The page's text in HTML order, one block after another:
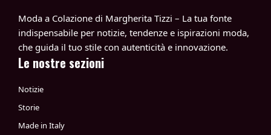
Moda a Colazione di Margherita Tizzi – La tua fonte
indispensabile per notizie, tendenze e ispirazioni moda,
che guida il tuo stile con autenticità e innovazione.
Le nostre sezioni
Notizie
Storie
Made in Italy